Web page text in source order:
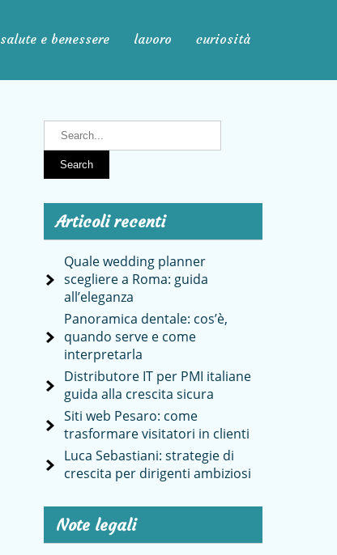
salute e benessere lavoro curiosità
Articoli recenti
Quale wedding planner
scegliere a Roma: guida
all’eleganza
Panoramica dentale: cos’è,
quando serve e come
interpretarla
Distributore IT per PMI italiane
guida alla crescita sicura
Siti web Pesaro: come
trasformare visitatori in clienti
Luca Sebastiani: strategie di
crescita per dirigenti ambiziosi
Note legali